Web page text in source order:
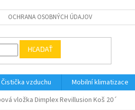
OCHRANA OSOBNÝCH ÚDAJOV
HĽADAŤ
Čistička vzduchu Mobilní klimatizace
vložka Dimplex Revillusion Koš 20´